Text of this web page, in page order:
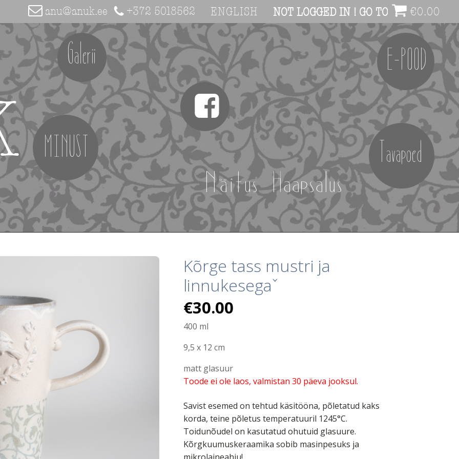
anu@anuk.ee +372 5018562 ENGLISH NOT LOGGED IN ! GO TO ACCOUNT
€0.00
Näitus Haapsalus
Tavapoed
Galerii
MINUST
E-POOD
Kõrge tass mustri ja
linnukesegaˇ
€30.00
400 ml
9,5 x 12 cm
matt glasuur
Toode ei ole laos, valmistan 30 päeva jooksul.
Savist esemed on tehtud käsitööna, põletatud kaks
korda, teine põletus temperatuuril 1245°C.
Toidunõudel on kasutatud ohutuid glasuure.
Kõrgkuumuskeraamika sobib masinpesuks ja